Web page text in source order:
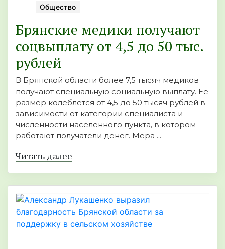
Общество
Брянские медики получают
соцвыплату от 4,5 до 50 тыс.
рублей
В Брянской области более 7,5 тысяч медиков
получают специальную социальную выплату. Ее
размер колеблется от 4,5 до 50 тысяч рублей в
зависимости от категории специалиста и
численности населенного пункта, в котором
работают получатели денег. Мера ...
Читать далее